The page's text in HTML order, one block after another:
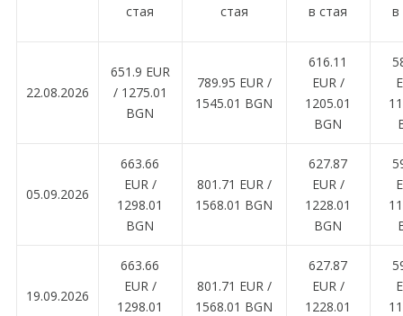
стая
стая
в стая
в
22.08.2026
651.9 EUR
/ 1275.01
BGN
789.95 EUR /
1545.01 BGN
616.11
EUR /
1205.01
BGN
05.09.2026
663.66
EUR /
1298.01
BGN
801.71 EUR /
1568.01 BGN
627.87
EUR /
1228.01
BGN
19.09.2026
663.66
EUR /
1298.01
801.71 EUR /
1568.01 BGN
627.87
EUR /
1228.01